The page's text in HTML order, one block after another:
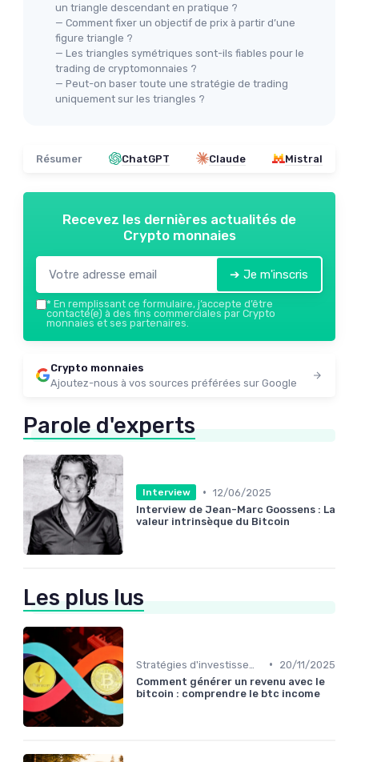
un triangle descendant en pratique ?
— Comment fixer un objectif de prix à partir d’une
figure triangle ?
— Les triangles symétriques sont-ils fiables pour le
trading de cryptomonnaies ?
— Peut-on baser toute une stratégie de trading
uniquement sur les triangles ?
Résumer ChatGPT Claude Mistral
Recevez les dernières actualités de
Crypto monnaies
➔ Je m'inscris
* En remplissant ce formulaire, j’accepte d’être
contacté(e) à des fins commerciales par Crypto
monnaies et ses partenaires.
Crypto monnaies
Ajoutez-nous à vos sources préférées sur Google
Parole d'experts
Interview • 12/06/2025
Interview de Jean-Marc Goossens : La
valeur intrinsèque du Bitcoin
Les plus lus
•
20/11/2025
Comment générer un revenu avec le
bitcoin : comprendre le btc income